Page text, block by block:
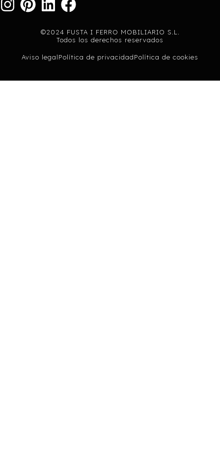
©2024 FUSTA I FERRO MOBILIARIO S.L.
Todos los derechos reservados
Aviso legalPolítica de privacidadPolítica de cookies